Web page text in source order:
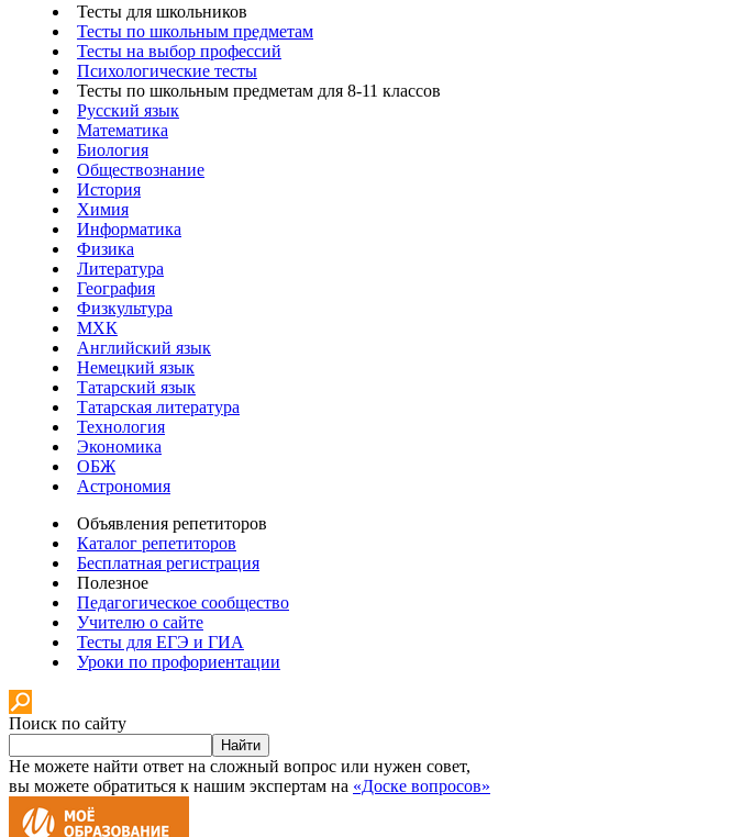
Тесты для школьников
Тесты по школьным предметам
Тесты на выбор профессий
Психологические тесты
Тесты по школьным предметам для 8-11 классов
Русский язык
Математика
Биология
Обществознание
История
Химия
Информатика
Физика
Литература
География
Физкультура
МХК
Английский язык
Немецкий язык
Татарский язык
Татарская литература
Технология
Экономика
ОБЖ
Астрономия
Объявления репетиторов
Каталог репетиторов
Бесплатная регистрация
Полезное
Педагогическое сообщество
Учителю о сайте
Тесты для ЕГЭ и ГИА
Уроки по профориентации
Поиск по сайту
Найти
Не можете найти ответ на сложный вопрос или нужен совет,
вы можете обратиться к нашим экспертам на «Доске вопросов»